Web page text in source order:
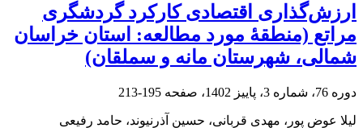
ارزش‌گذاری اقتصادی کارکرد گردشگری
مراتع (منطقۀ مورد مطالعه: استان خراسان
شمالی، شهرستان مانه و سملقان)
دوره 76، شماره 3، پاییز 1402، صفحه 195-213
لیلا عوض پور، مهدی قربانی، حسین آذرنیوند، حامد رفیعی